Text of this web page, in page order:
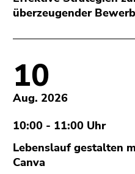
Sie diesen
Inhalt
(Zugriffstaste
1)
Positionsanzeige
(Zugriffstaste
2)
überzeugender
10
Aug. 2026
10:00 - 11:00 Uhr
Lebenslauf gestalten
Canva